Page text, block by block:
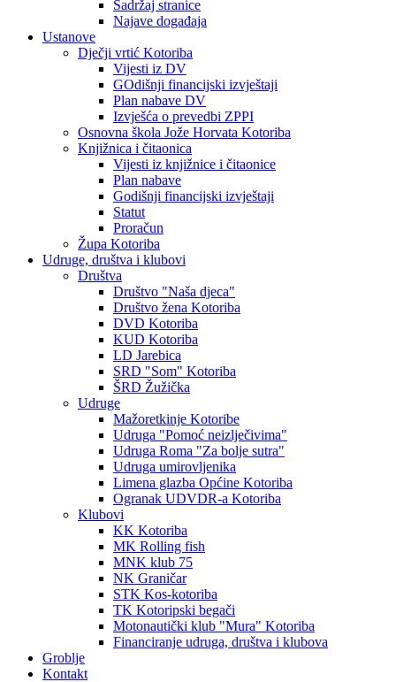
Sadržaj stranice
Najave događaja
Ustanove
Dječji vrtić Kotoriba
Vijesti iz DV
GOdišnji financijski izvještaji
Plan nabave DV
Izvješća o prevedbi ZPPI
Osnovna škola Jože Horvata Kotoriba
Knjižnica i čitaonica
Vijesti iz knjižnice i čitaonice
Plan nabave
Godišnji financijski izvještaji
Statut
Proračun
Župa Kotoriba
Udruge, društva i klubovi
Društva
Društvo "Naša djeca"
Društvo žena Kotoriba
DVD Kotoriba
KUD Kotoriba
LD Jarebica
SRD "Som" Kotoriba
ŠRD Žužička
Udruge
Mažoretkinje Kotoribe
Udruga "Pomoć neizlječivima"
Udruga Roma "Za bolje sutra"
Udruga umirovljenika
Limena glazba Općine Kotoriba
Ogranak UDVDR-a Kotoriba
Klubovi
KK Kotoriba
MK Rolling fish
MNK klub 75
NK Graničar
STK Kos-kotoriba
TK Kotoripski begači
Motonautički klub "Mura" Kotoriba
Financiranje udruga, društva i klubova
Groblje
Kontakt